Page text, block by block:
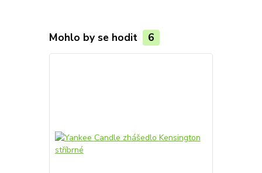
Mohlo by se hodit 6